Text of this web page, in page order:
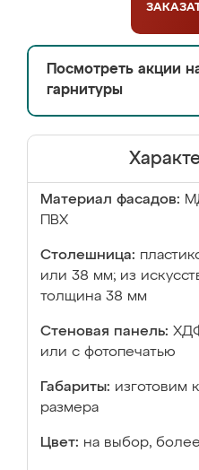
Посмотреть акции
гарнитуры
Материал фасадов:
ПВХ
Столешница:
или 38 мм; из
толщина 38 мм
Стеновая панель:
или с фотопечатью
Габариты: изготовим
размера
Цвет: на выбор,